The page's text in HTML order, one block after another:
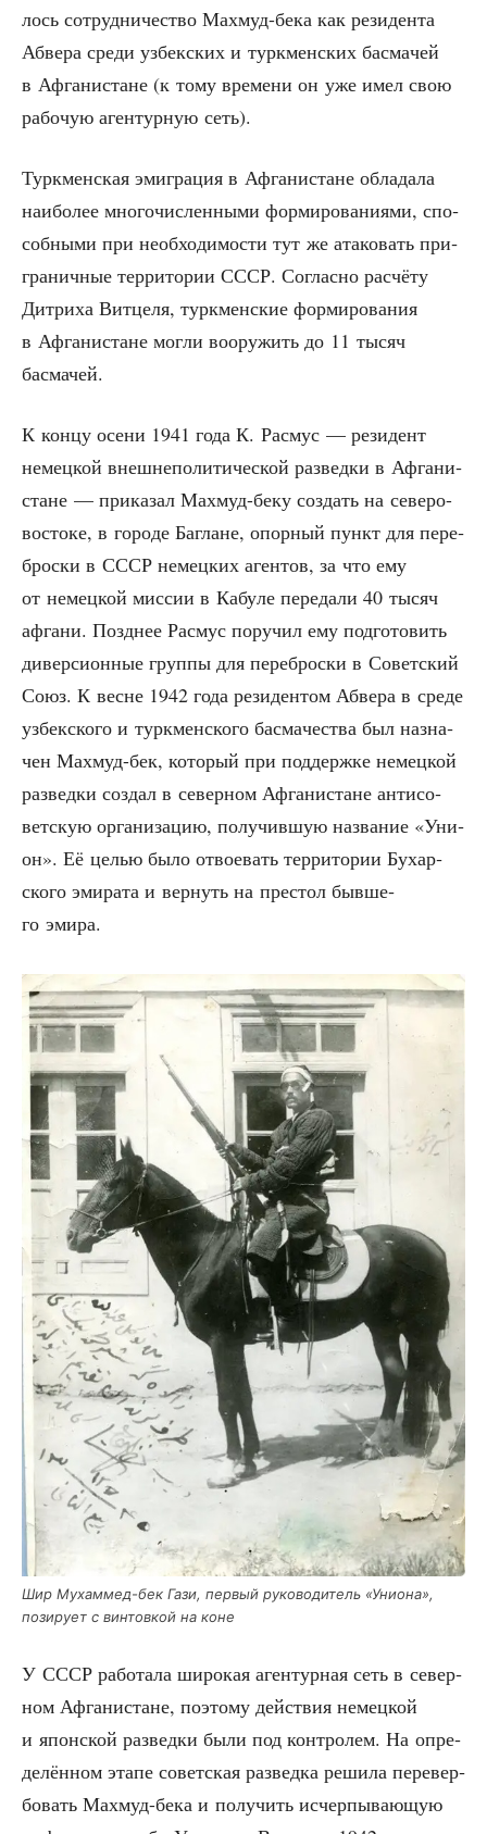
лось сотруд­ни­че­ство Махмуд-бека как рези­ден­та
Абве­ра сре­ди узбек­ских и турк­мен­ских бас­ма­чей
в Афга­ни­стане (к тому вре­ме­ни он уже имел свою
рабо­чую аген­тур­ную сеть).
Турк­мен­ская эми­гра­ция в Афга­ни­стане обла­да­ла
наи­бо­лее мно­го­чис­лен­ны­ми фор­ми­ро­ва­ни­я­ми, спо­
соб­ны­ми при необ­хо­ди­мо­сти тут же ата­ко­вать при­
гра­нич­ные тер­ри­то­рии СССР. Соглас­но рас­чё­ту
Дит­ри­ха Вит­це­ля, турк­мен­ские фор­ми­ро­ва­ния
в Афга­ни­стане мог­ли воору­жить до 11 тысяч
басмачей.
К кон­цу осе­ни 1941 года К. Расмус — рези­дент
немец­кой внеш­не­по­ли­ти­че­ской раз­вед­ки в Афга­ни­
стане — при­ка­зал Махмуд-беку создать на севе­ро-
восто­ке, в горо­де Баглане, опор­ный пункт для пере­
брос­ки в СССР немец­ких аген­тов, за что ему
от немец­кой мис­сии в Кабу­ле пере­да­ли 40 тысяч
афга­ни. Позд­нее Расмус пору­чил ему под­го­то­вить
дивер­си­он­ные груп­пы для пере­брос­ки в Совет­ский
Союз. К весне 1942 года рези­ден­том Абве­ра в сре­де
узбек­ско­го и турк­мен­ско­го бас­ма­че­ства был назна­
чен Махмуд-бек, кото­рый при под­держ­ке немец­кой
раз­вед­ки создал в север­ном Афга­ни­стане анти­со­
вет­скую орга­ни­за­цию, полу­чив­шую назва­ние «Уни­
он». Её целью было отво­е­вать тер­ри­то­рии Бухар­
ско­го эми­ра­та и вер­нуть на пре­стол быв­ше­
го эмира.
Шир Мухам­мед-бек Гази, пер­вый руко­во­ди­тель «Уни­о­на»,
пози­ру­ет с вин­тов­кой на коне
У СССР рабо­та­ла широ­кая аген­тур­ная сеть в север­
ном Афга­ни­стане, поэто­му дей­ствия немец­кой
и япон­ской раз­вед­ки были под кон­тро­лем. На опре­
де­лён­ном эта­пе совет­ская раз­вед­ка реши­ла пере­вер­
бо­вать Махмуд-бека и полу­чить исчер­пы­ва­ю­щую